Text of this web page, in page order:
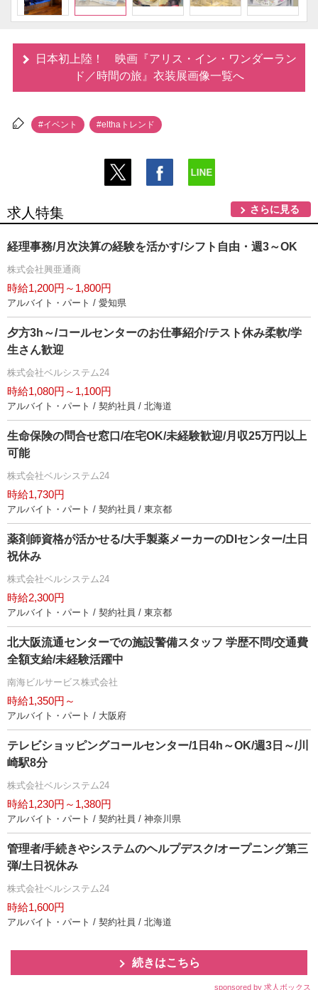
日本初上陸！ 映画『アリス・イン・ワンダーラン
ド／時間の旅』衣装展画像一覧へ
#イベント #elthaトレンド
求人特集 さらに見る
経理事務/月次決算の経験を活かす/シフト自由・週3～OK
株式会社興亜通商
時給1,200円～1,800円
アルバイト・パート / 愛知県
夕方3h～/コールセンターのお仕事紹介/テスト休み柔軟/学
生さん歓迎
株式会社ベルシステム24
時給1,080円～1,100円
アルバイト・パート / 契約社員 / 北海道
生命保険の問合せ窓口/在宅OK/未経験歓迎/月収25万円以上
可能
株式会社ベルシステム24
時給1,730円
アルバイト・パート / 契約社員 / 東京都
薬剤師資格が活かせる/大手製薬メーカーのDIセンター/土日
祝休み
株式会社ベルシステム24
時給2,300円
アルバイト・パート / 契約社員 / 東京都
北大阪流通センターでの施設警備スタッフ 学歴不問/交通費
全額支給/未経験活躍中
南海ビルサービス株式会社
時給1,350円～
アルバイト・パート / 大阪府
テレビショッピングコールセンター/1日4h～OK/週3日～/川
崎駅8分
株式会社ベルシステム24
時給1,230円～1,380円
アルバイト・パート / 契約社員 / 神奈川県
管理者/手続きやシステムのヘルプデスク/オープニング第三
弾/土日祝休み
株式会社ベルシステム24
時給1,600円
アルバイト・パート / 契約社員 / 北海道
続きはこちら
sponsored by 求人ボックス